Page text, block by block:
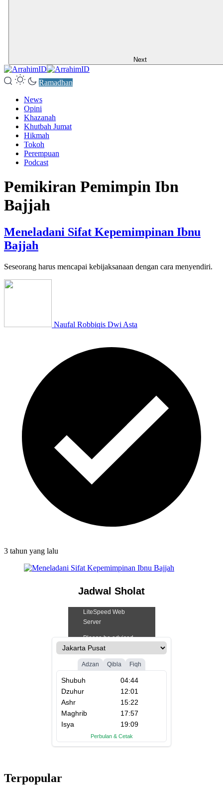
Next
Ramadhan
News
Opini
Khazanah
Khutbah Jumat
Hikmah
Tokoh
Perempuan
Podcast
Pemikiran Pemimpin Ibn
Bajjah
Meneladani Sifat Kepemimpinan Ibnu
Bajjah
Seseorang harus mencapai kebijaksanaan dengan cara menyendiri.
Naufal Robbiqis Dwi Asta
3 tahun yang lalu
Jadwal Sholat
Terpopular